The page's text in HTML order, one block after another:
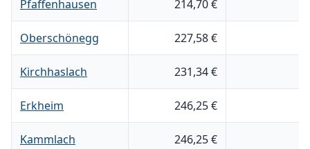
Pfaffenhausen 214,70 €
Oberschönegg 227,58 €
Kirchhaslach 231,34 €
Erkheim 246,25 €
Kammlach 246,25 €